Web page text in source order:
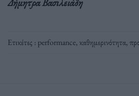
Ετικέτες : performance,καθημερινότητα,